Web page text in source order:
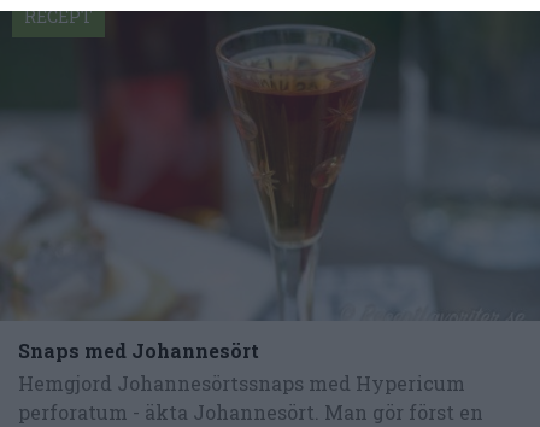
Snaps med Johannesört
Hemgjord Johannesörtssnaps med Hypericum
perforatum - äkta Johannesört. Man gör först en
RECEPT